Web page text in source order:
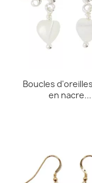
Boucles
en nacre...